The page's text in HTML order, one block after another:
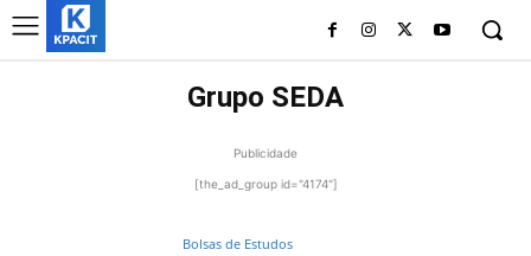
Grupo SEDA
Publicidade
[the_ad_group id="4174"]
Bolsas de Estudos